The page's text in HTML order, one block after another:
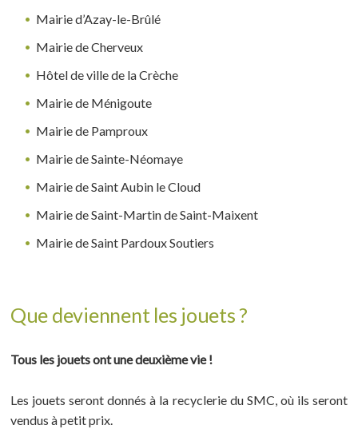
Mairie d’Azay-le-Brûlé
Mairie de Cherveux
Hôtel de ville de la Crèche
Mairie de Ménigoute
Mairie de Pamproux
Mairie de Sainte-Néomaye
Mairie de Saint Aubin le Cloud
Mairie de Saint-Martin de Saint-Maixent
Mairie de Saint Pardoux Soutiers
Que deviennent les jouets ?
Tous les jouets ont une deuxième vie !
Les jouets seront donnés à la recyclerie du SMC, où ils seront
vendus à petit prix.